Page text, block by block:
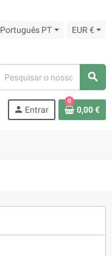
Português PT EUR €
search
person Entrar
0
0,00 €